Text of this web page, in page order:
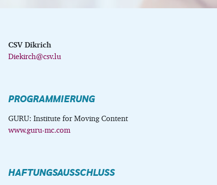
CSV Dikrich
Diekirch@csv.lu
PROGRAMMIERUNG
GURU: Institute for Moving Content
www.guru-mc.com
HAFTUNGSAUSSCHLUSS